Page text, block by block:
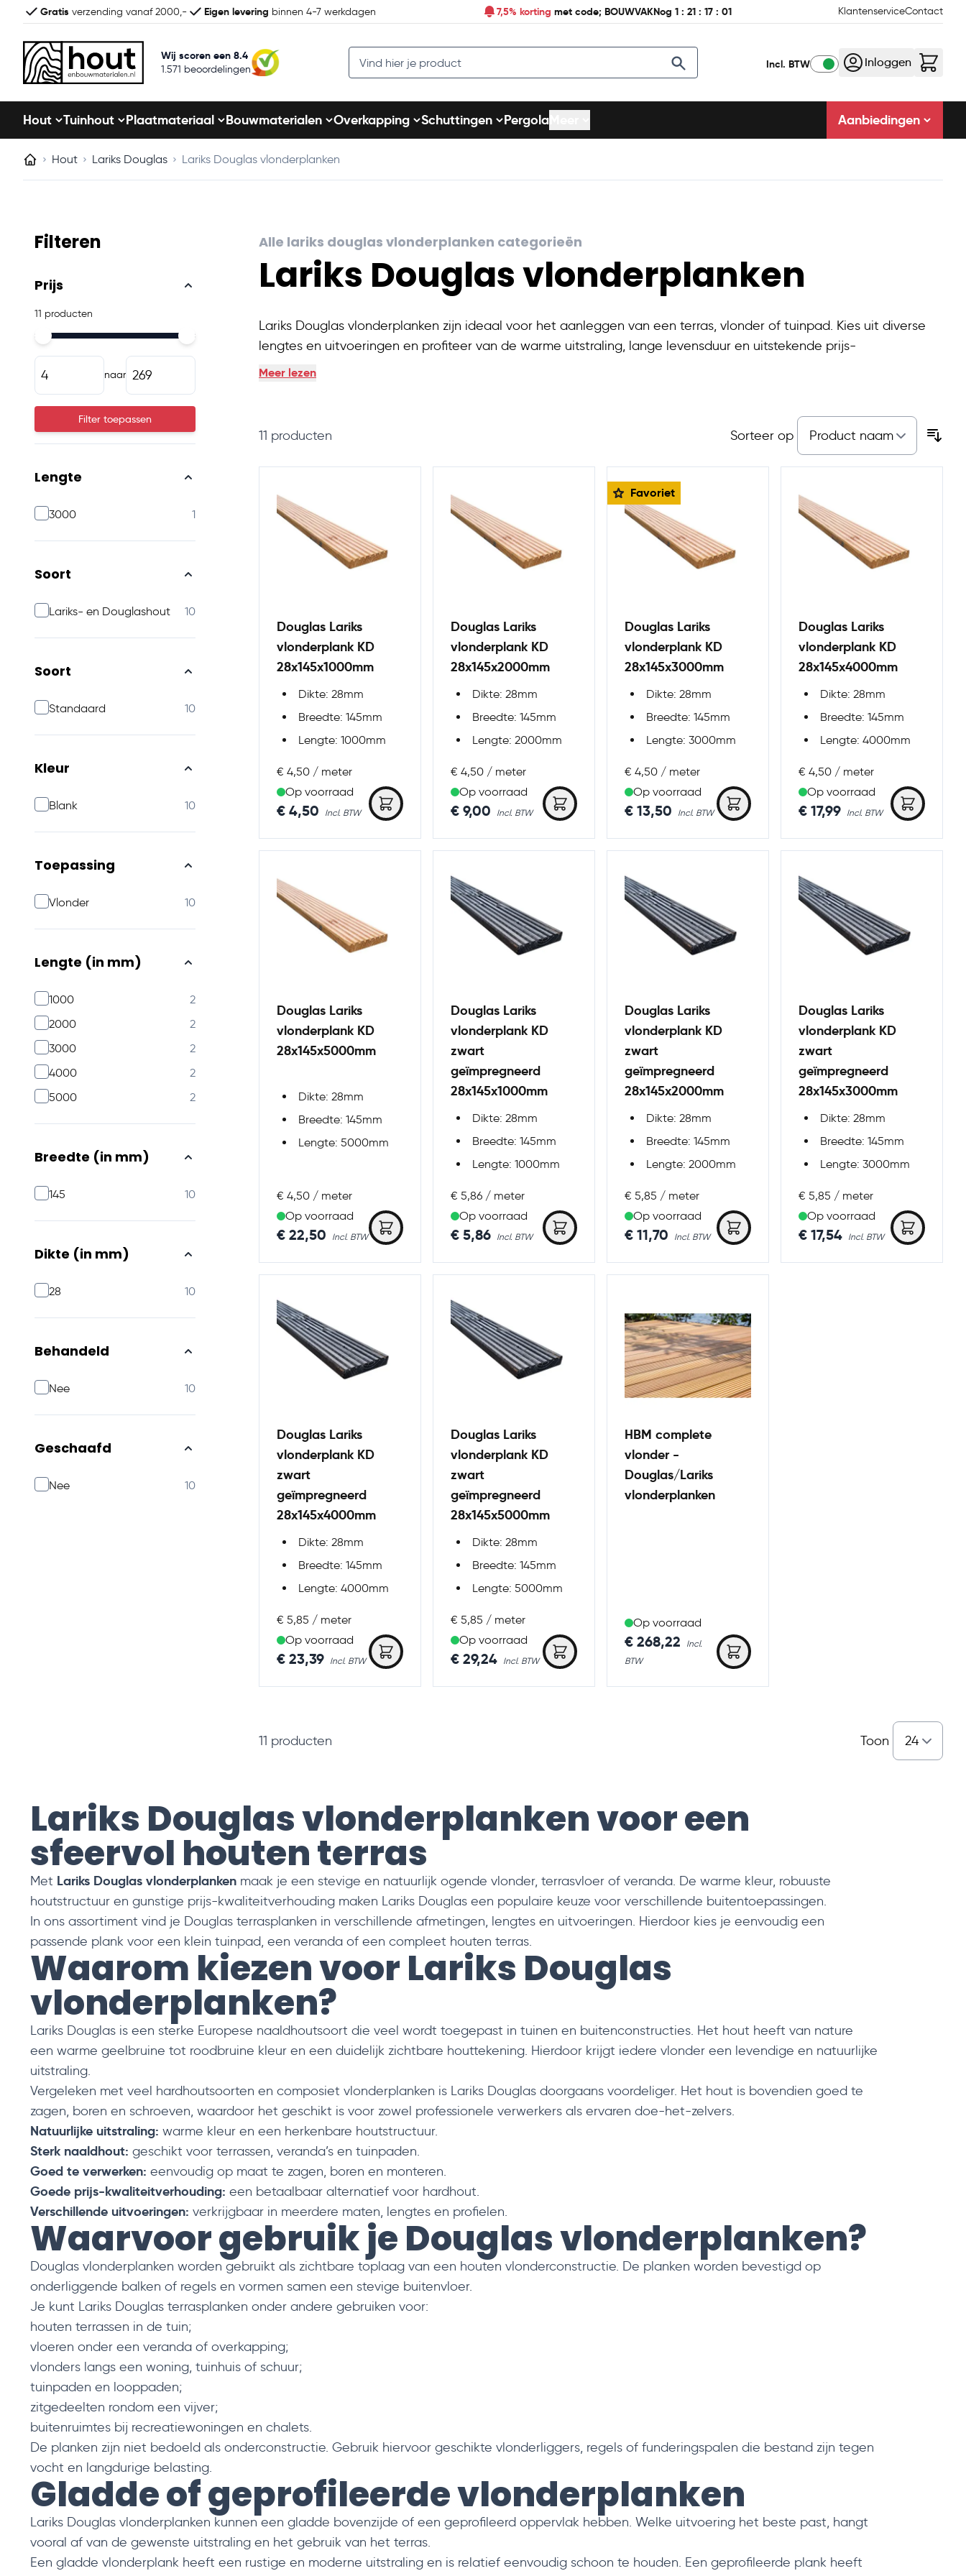
Gratis verzending vanaf 2000,- Eigen levering binnen 4-7 werkdagen 7,5% korting met code; BOUWVAKNog 1 : 21 : 17 : 00 KlantenserviceContact
Wij scoren een 8.4
1.571 beoordelingen Search Incl. BTW Inloggen
Hout Tuinhout Plaatmateriaal Bouwmaterialen Overkapping Schuttingen Pergola Aanbiedingen
Hout Lariks Douglas Lariks Douglas vlonderplanken
Filteren
Prijs
11 producten
Minimal price
Maximum price
naar
Filter toepassen
Lengte
3000 1products available
Soort
Lariks- en Douglashout 10products available
Soort
Standaard 10products available
Kleur
Blank 10products available
Toepassing
Vlonder 10products available
Lengte (in mm)
1000 2products available
2000
2products available
3000
2products available
4000
2products available
5000
2products available
Breedte (in mm)
145 10products available
Dikte (in mm)
28 10products available
Behandeld
Nee 10products available
Geschaafd
Nee 10products available
Alle lariks douglas vlonderplanken categorieën
Lariks Douglas vlonderplanken
Lariks Douglas vlonderplanken zijn ideaal voor het aanleggen van een terras, vlonder of tuinpad. Kies uit diverse
lengtes en uitvoeringen en profiteer van de warme uitstraling, lange levensduur en uitstekende prijs-
kwaliteitverhouding.
Meer lezen
11 producten Sorteer op
Douglas Lariks
vlonderplank KD
28x145x1000mm
Dikte: 28mm
Breedte: 145mm
Lengte: 1000mm
€ 4,50 / meter
Op voorraad
€ 4,50
Douglas Lariks
vlonderplank KD
28x145x2000mm
Dikte: 28mm
Breedte: 145mm
Lengte: 2000mm
€ 4,50 / meter
Op voorraad
€ 9,00
Favoriet
Douglas Lariks
vlonderplank KD
28x145x3000mm
Dikte: 28mm
Breedte: 145mm
Lengte: 3000mm
€ 4,50 / meter
Op voorraad
€ 13,50
Douglas Lariks
vlonderplank KD
28x145x4000mm
Dikte: 28mm
Breedte: 145mm
Lengte: 4000mm
€ 4,50 / meter
Op voorraad
€ 17,99
Douglas Lariks
vlonderplank KD
28x145x5000mm
Dikte: 28mm
Breedte: 145mm
Lengte: 5000mm
€ 4,50 / meter
Op voorraad
€ 22,50
Douglas Lariks
vlonderplank KD
zwart
geïmpregneerd
28x145x1000mm
Dikte: 28mm
Breedte: 145mm
Lengte: 1000mm
€ 5,86 / meter
Op voorraad
€ 5,86
Douglas Lariks
vlonderplank KD
zwart
geïmpregneerd
28x145x2000mm
Dikte: 28mm
Breedte: 145mm
Lengte: 2000mm
€ 5,85 / meter
Op voorraad
€ 11,70
Douglas Lariks
vlonderplank KD
zwart
geïmpregneerd
28x145x3000mm
Dikte: 28mm
Breedte: 145mm
Lengte: 3000mm
€ 5,85 / meter
Op voorraad
€ 17,54
Douglas Lariks
vlonderplank KD
zwart
geïmpregneerd
28x145x4000mm
Dikte: 28mm
Breedte: 145mm
Lengte: 4000mm
€ 5,85 / meter
Op voorraad
€ 23,39
Douglas Lariks
vlonderplank KD
zwart
geïmpregneerd
28x145x5000mm
Dikte: 28mm
Breedte: 145mm
Lengte: 5000mm
€ 5,85 / meter
Op voorraad
€ 29,24
HBM complete
vlonder -
Douglas/Lariks
vlonderplanken
Op voorraad
As low as
€ 268,22
11 producten Toon
Lariks Douglas vlonderplanken voor een
sfeervol houten terras
Met Lariks Douglas vlonderplanken maak je een stevige en natuurlijk ogende vlonder, terrasvloer of veranda. De warme kleur, robuuste
houtstructuur en gunstige prijs-kwaliteitverhouding maken Lariks Douglas een populaire keuze voor verschillende buitentoepassingen.
In ons assortiment vind je Douglas terrasplanken in verschillende afmetingen, lengtes en uitvoeringen. Hierdoor kies je eenvoudig een
passende plank voor een klein tuinpad, een veranda of een compleet houten terras.
Waarom kiezen voor Lariks Douglas
vlonderplanken?
Lariks Douglas is een sterke Europese naaldhoutsoort die veel wordt toegepast in tuinen en buitenconstructies. Het hout heeft van nature
een warme geelbruine tot roodbruine kleur en een duidelijk zichtbare houttekening. Hierdoor krijgt iedere vlonder een levendige en natuurlijke
uitstraling.
Vergeleken met veel hardhoutsoorten en composiet vlonderplanken is Lariks Douglas doorgaans voordeliger. Het hout is bovendien goed te
zagen, boren en schroeven, waardoor het geschikt is voor zowel professionele verwerkers als ervaren doe-het-zelvers.
Natuurlijke uitstraling: warme kleur en een herkenbare houtstructuur.
Sterk naaldhout: geschikt voor terrassen, veranda’s en tuinpaden.
Goed te verwerken: eenvoudig op maat te zagen, boren en monteren.
Goede prijs-kwaliteitverhouding: een betaalbaar alternatief voor hardhout.
Verschillende uitvoeringen: verkrijgbaar in meerdere maten, lengtes en profielen.
Waarvoor gebruik je Douglas vlonderplanken?
Douglas vlonderplanken worden gebruikt als zichtbare toplaag van een houten vlonderconstructie. De planken worden bevestigd op
onderliggende balken of regels en vormen samen een stevige buitenvloer.
Je kunt Lariks Douglas terrasplanken onder andere gebruiken voor:
houten terrassen in de tuin;
vloeren onder een veranda of overkapping;
vlonders langs een woning, tuinhuis of schuur;
tuinpaden en looppaden;
zitgedeelten rondom een vijver;
buitenruimtes bij recreatiewoningen en chalets.
De planken zijn niet bedoeld als onderconstructie. Gebruik hiervoor geschikte vlonderliggers, regels of funderingspalen die bestand zijn tegen
vocht en langdurige belasting.
Gladde of geprofileerde vlonderplanken
Lariks Douglas vlonderplanken kunnen een gladde bovenzijde of een geprofileerd oppervlak hebben. Welke uitvoering het beste past, hangt
vooral af van de gewenste uitstraling en het gebruik van het terras.
Een gladde vlonderplank heeft een rustige en moderne uitstraling en is relatief eenvoudig schoon te houden. Een geprofileerde plank heeft